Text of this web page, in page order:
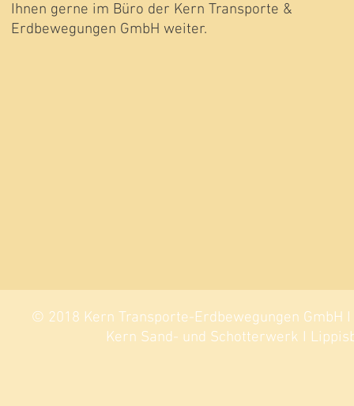
Ihnen gerne im Büro der Kern Transporte &
Erdbewegungen GmbH weiter.​
© 2018 Kern Transporte-Erdbewegungen GmbH
Kern Sand- und Schotterwerk I